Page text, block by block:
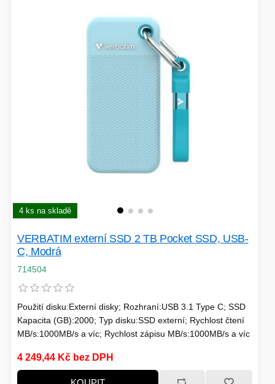
AI ROBOTIZACE
HERNÍ NTB
HERNÍ PODLOŽKY
GRAFICKÉ KARTY
ZÁKLADNÍ DESKY - INTEL
AI ENTERPRISE
KLÁVESNICE A MYŠI
FLASH KARTY
ZÁRUKY - SLUŽBY
SOHO INTERNÍ DISKY
CHYTRÉ OSVĚTLENÍ
TOPENÍ
4 ks na skladě
VERBATIM externí SSD 2 TB Pocket SSD, USB-
C, Modrá
714504
Použití disku:Externí disky; Rozhraní:USB 3.1 Type C; SSD
Kapacita (GB):2000; Typ disku:SSD externí; Rychlost čtení
MB/s:1000MB/s a víc; Rychlost zápisu MB/s:1000MB/s a víc
4 249,44 Kč bez DPH